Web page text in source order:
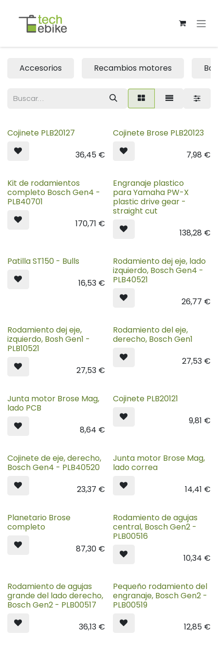
Accesorios Recambios motores
Cojinete PLB20127
36,45€
Cojinete Brose PLB20123
7,98 €
Kit de rodamientos
completo Bosch Gen4 -
PLB40701
170,71 €
Engranaje plastico
para Yamaha PW-X
plastic drive gear -
straight cut
138,28 €
Patilla ST150 - Bulls
16,53€
Rodamiento dej eje, lado
izquierdo, Bosch Gen4 -
PLB40521
26,77 €
Rodamiento dej eje,
izquierdo, Bosh Gen1 -
PLB10521
27,53€
Rodamiento del eje,
derecho, Bosch Gen1
27,53€
Junta motor Brose Mag,
lado PCB
8,64 €
Cojinete PLB20121
9,81 €
Cojinete de eje, derecho,
Bosch Gen4 - PLB40520
23,37 €
Junta motor Brose Mag,
lado correa
14,41 €
Planetario Brose
completo
87,30€
Rodamiento de agujas
central, Bosch Gen2 -
PLB00516
10,34 €
Rodamiento de agujas
grande del lado derecho,
Bosch Gen2 - PLB00517
36,13€
Pequeño rodamiento del
engranaje, Bosch Gen2 -
PLB00519
12,85€